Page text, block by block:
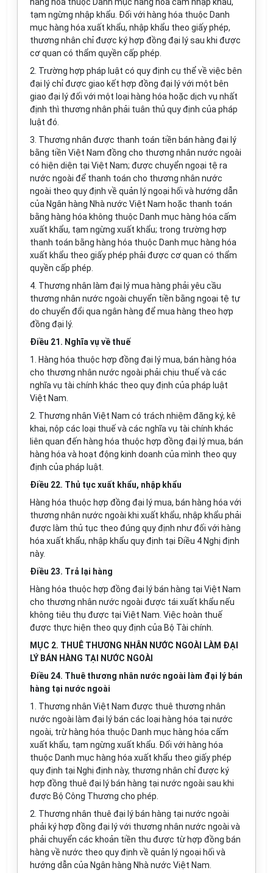
tạm ngừng nhập khẩu. Đối với hàng hóa thuộc Danh
mục hàng hóa xuất khẩu, nhập khẩu theo giấy phép,
thương nhân chỉ được ký hợp đồng đại lý sau khi được
cơ quan có thẩm quyền cấp phép.
2. Trường hợp pháp luật có quy định cụ thể về việc bên
đại lý chỉ được giao kết hợp đồng đại lý với một bên
giao đại lý đối với một loại hàng hóa hoặc dịch vụ nhất
định thì thương nhân phải tuân thủ quy định của pháp
luật đó.
3. Thương nhân được thanh toán tiền bán hàng đại lý
bằng tiền Việt Nam đồng cho thương nhân nước ngoài
có hiện diện tại Việt Nam; được chuyển ngoại tệ ra
nước ngoài để thanh toán cho thương nhân nước
ngoài theo quy định về quản lý ngoại hối và hướng dẫn
của Ngân hàng Nhà nước Việt Nam hoặc thanh toán
bằng hàng hóa không thuộc Danh mục hàng hóa cấm
xuất khẩu, tạm ngừng xuất khẩu; trong trường hợp
thanh toán bằng hàng hóa thuộc Danh mục hàng hóa
xuất khẩu theo giấy phép phải được cơ quan có thẩm
quyền cấp phép.
4. Thương nhân làm đại lý mua hàng phải yêu cầu
thương nhân nước ngoài chuyển tiền bằng ngoại tệ tự
do chuyển đổi qua ngân hàng để mua hàng theo hợp
đồng đại lý.
Điều 21. Nghĩa vụ về thuế
1. Hàng hóa thuộc hợp đồng đại lý mua, bán hàng hóa
cho thương nhân nước ngoài phải chịu thuế và các
nghĩa vụ tài chính khác theo quy định của pháp luật
Việt Nam.
2. Thương nhân Việt Nam có trách nhiệm đăng ký, kê
khai, nộp các loại thuế và các nghĩa vụ tài chính khác
liên quan đến hàng hóa thuộc hợp đồng đại lý mua, bán
hàng hóa và hoạt động kinh doanh của mình theo quy
định của pháp luật.
Điều 22. Thủ tục xuất khẩu, nhập khẩu
Hàng hóa thuộc hợp đồng đại lý mua, bán hàng hóa với
thương nhân nước ngoài khi xuất khẩu, nhập khẩu phải
được làm thủ tục theo đúng quy định như đối với hàng
hóa xuất khẩu, nhập khẩu quy định tại Điều 4 Nghị định
này.
Điều 23. Trả lại hàng
Hàng hóa thuộc hợp đồng đại lý bán hàng tại Việt Nam
cho thương nhân nước ngoài được tái xuất khẩu nếu
không tiêu thụ được tại Việt Nam. Việc hoàn thuế
được thực hiện theo quy định của Bộ Tài chính.
MỤC 2. THUÊ THƯƠNG NHÂN NƯỚC NGOÀI LÀM ĐẠI
LÝ BÁN HÀNG TẠI NƯỚC NGOÀI
Điều 24. Thuê thương nhân nước ngoài làm đại lý bán
hàng tại nước ngoài
1. Thương nhân Việt Nam được thuê thương nhân
nước ngoài làm đại lý bán các loại hàng hóa tại nước
ngoài, trừ hàng hóa thuộc Danh mục hàng hóa cấm
xuất khẩu, tạm ngừng xuất khẩu. Đối với hàng hóa
thuộc Danh mục hàng hóa xuất khẩu theo giấy phép
quy định tại Nghị định này, thương nhân chỉ được ký
hợp đồng thuê đại lý bán hàng tại nước ngoài sau khi
được Bộ Công Thương cho phép.
2. Thương nhân thuê đại lý bán hàng tại nước ngoài
phải ký hợp đồng đại lý với thương nhân nước ngoài và
phải chuyển các khoản tiền thu được từ hợp đồng bán
hàng về nước theo quy định về quản lý ngoại hối và
hướng dẫn của Ngân hàng Nhà nước Việt Nam.